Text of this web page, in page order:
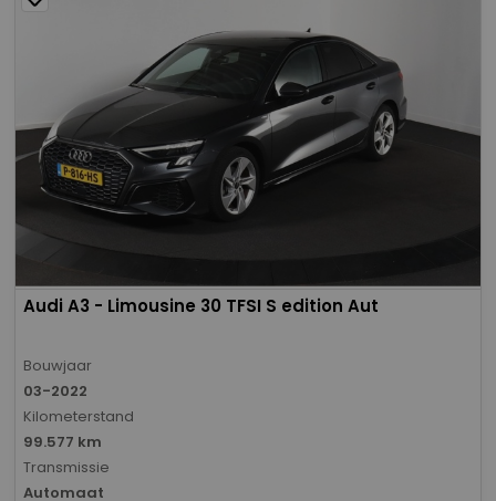
Audi A3 - Limousine 30 TFSI S edition Aut
Bouwjaar
03-2022
Kilometerstand
99.577 km
Transmissie
Automaat